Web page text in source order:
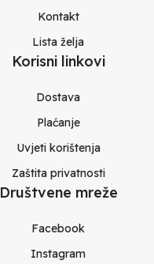
Kontakt
Lista želja
Korisni linkovi
Dostava
Plaćanje
Uvjeti korištenja
Zaštita privatnosti
Društvene mreže
Facebook
Instagram